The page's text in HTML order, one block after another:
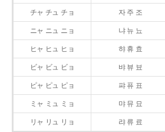
チャ チュ チョ 자 주 조
ニャ ニュ ニョ 냐 뉴 뇨
ヒャ ヒュ ヒョ 햐 휴 효
ビャ ビュ ビョ 뱌 뷰 뵤
ピャ ピュ ピョ 퍄 퓨 표
ミャ ミュ ミョ 먀 뮤 묘
リャ リュ リョ 랴 류 료